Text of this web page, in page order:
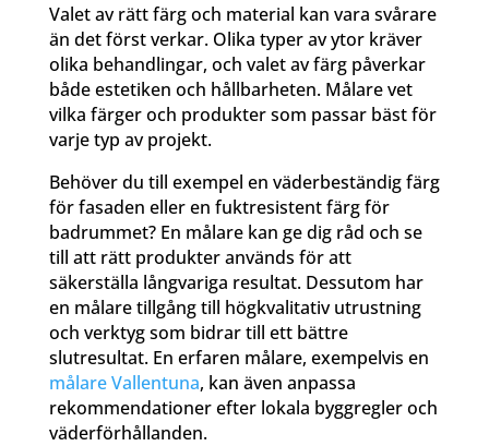
Valet av rätt färg och material kan vara svårare
än det först verkar. Olika typer av ytor kräver
olika behandlingar, och valet av färg påverkar
både estetiken och hållbarheten. Målare vet
vilka färger och produkter som passar bäst för
varje typ av projekt.
Behöver du till exempel en väderbeständig färg
för fasaden eller en fuktresistent färg för
badrummet? En målare kan ge dig råd och se
till att rätt produkter används för att
säkerställa långvariga resultat. Dessutom har
en målare tillgång till högkvalitativ utrustning
och verktyg som bidrar till ett bättre
slutresultat. En erfaren målare, exempelvis en
målare Vallentuna, kan även anpassa
rekommendationer efter lokala byggregler och
väderförhållanden.